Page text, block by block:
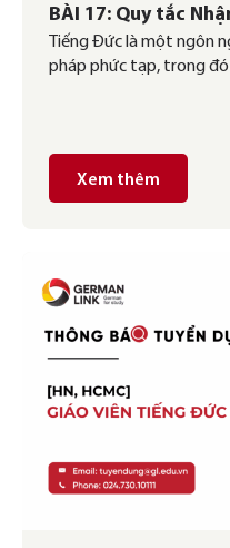
BÀI 17: Quy tắc
Trong Tiếng Đức
Tiếng Đức là một ngôn
pháp phức tạp, trong
Xem thêm